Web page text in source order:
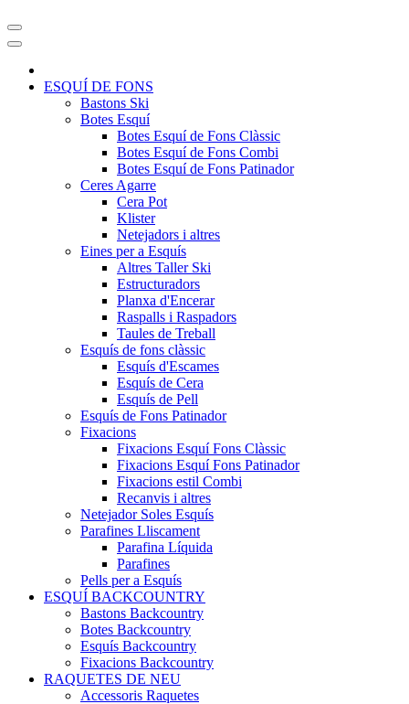
ESQUÍ DE FONS
Bastons Ski
Botes Esquí
Botes Esquí de Fons Clàssic
Botes Esquí de Fons Combi
Botes Esquí de Fons Patinador
Ceres Agarre
Cera Pot
Klister
Netejadors i altres
Eines per a Esquís
Altres Taller Ski
Estructuradors
Planxa d'Encerar
Raspalls i Raspadors
Taules de Treball
Esquís de fons clàssic
Esquís d'Escames
Esquís de Cera
Esquís de Pell
Esquís de Fons Patinador
Fixacions
Fixacions Esquí Fons Clàssic
Fixacions Esquí Fons Patinador
Fixacions estil Combi
Recanvis i altres
Netejador Soles Esquís
Parafines Lliscament
Parafina Líquida
Parafines
Pells per a Esquís
ESQUÍ BACKCOUNTRY
Bastons Backcountry
Botes Backcountry
Esquís Backcountry
Fixacions Backcountry
RAQUETES DE NEU
Accessoris Raquetes